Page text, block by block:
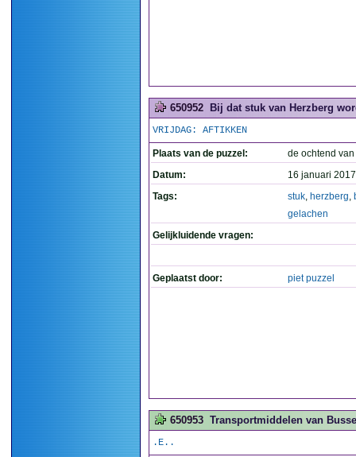
650952 Bij dat stuk van Herzberg
VRIJDAG: AFTIKKEN
Plaats van de puzzel:
de ochtend van
Datum:
16 januari
Tags:
stuk, herzberg,
gelachen
Gelijkluidende vragen:
Geplaatst door: piet puzzel
650953 Transportmiddelen van
.E..